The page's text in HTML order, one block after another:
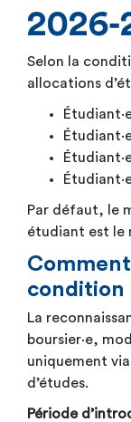
Selon la
allocations
Par défaut, le
étudiant est le
condition
La
boursier·e,
uniquement
d’études.
Période